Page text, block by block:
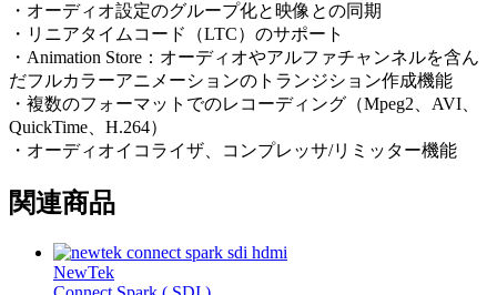
・オーディオ設定のグループ化と映像との同期
・リニアタイムコード（LTC）のサポート
・Animation Store：オーディオやアルファチャンネルを含ん
だフルカラーアニメーションのトランジション作成機能
・複数のフォーマットでのレコーディング（Mpeg2、AVI、
QuickTime、H.264）
・オーディオイコライザ、コンプレッサ/リミッター機能
関連商品
NewTek